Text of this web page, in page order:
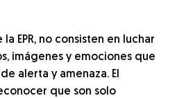
EPR, no consisten en luchar
imágenes y emociones que
alerta y amenaza. El
que son solo